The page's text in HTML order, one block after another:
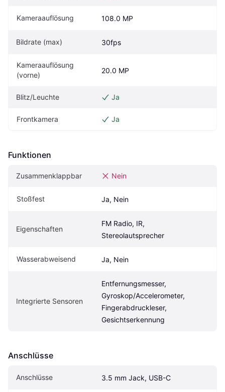
Kameraauflösung 108.0 MP
Bildrate (max) 30fps
Kameraauflösung
(vorne)
20.0 MP
Blitz/Leuchte Ja
Frontkamera Ja
Funktionen
Zusammenklappbar Nein
Stoßfest Ja, Nein
Eigenschaften
FM Radio, IR,
Stereolautsprecher
Wasserabweisend Ja, Nein
Integrierte Sensoren
Entfernungsmesser,
Gyroskop/Accelerometer,
Fingerabdruckleser,
Gesichtserkennung
Anschlüsse
Anschlüsse 3.5 mm Jack, USB-C